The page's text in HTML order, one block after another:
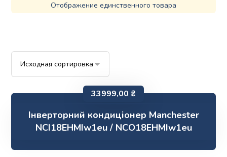
Отображение единственного товара
Інверторний кондиціонер Manchester
NCI18EHMIw1eu / NCO18EHMIw1eu
33999,00 ₴